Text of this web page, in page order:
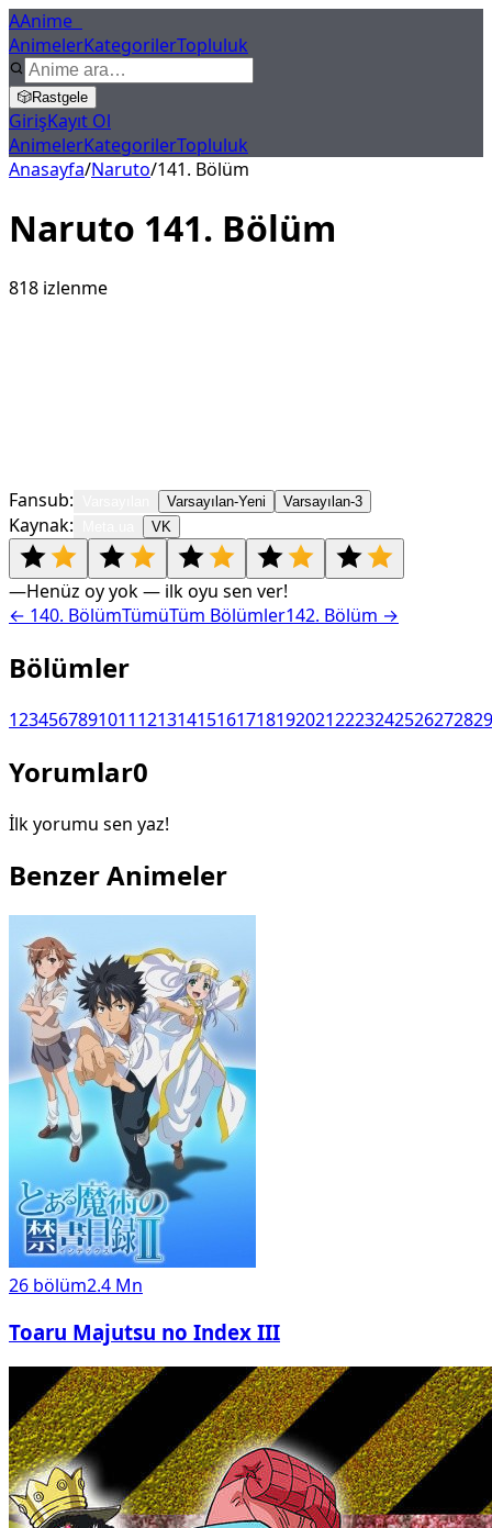
AAnime
AnimelerKategorilerTopluluk
🎲Rastgele
GirişKayıt Ol
AnimelerKategorilerTopluluk
Anasayfa/Naruto/141. Bölüm
Naruto 141. Bölüm
818 izlenme
Fansub: Varsayılan-Yeni Varsayılan-3
Kaynak: VK
—Henüz oy yok — ilk oyu sen ver!
← 140. BölümTümüTüm Bölümler142. Bölüm →
Bölümler
1234567891011121314151617181920212223242526272829
Yorumlar0
İlk yorumu sen yaz!
Benzer Animeler
26 bölüm2.4 Mn
Toaru Majutsu no Index III